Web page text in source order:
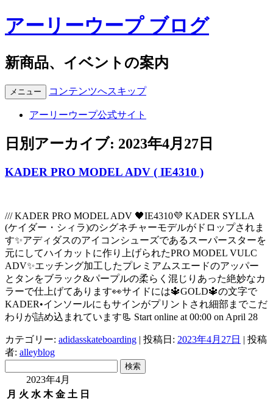
アーリーウープ ブログ
新商品、イベントの案内
メニュー コンテンツへスキップ
アーリーウープ公式サイト
日別アーカイブ: 2023年4月27日
KADER PRO MODEL ADV ( IE4310 )
/// KADER PRO MODEL ADV 🖤IE4310💜 KADER SYLLA
(ケイダー・シィラ)のシグネチャーモデルがドロップされま
す✨アディダスのアイコンシューズであるスーパースターを
元にしてハイカットに作り上げられたPRO MODEL VULC
ADV✨エッチング加工したプレミアムスエードのアッパー
とタンをブラック&パープルの柔らく混じりあった絶妙なカ
ラーで仕上げてあります👀サイドには🔱GOLD🔱の文字で
KADER•インソールにもサインがプリントされ細部までこだ
わりが詰め込まれています📃 Start online at 00:00 on April 28
カテゴリー: adidasskateboarding | 投稿日: 2023年4月27日 | 投稿
者: alleyblog
2023年4月
月 火 水 木 金 土 日